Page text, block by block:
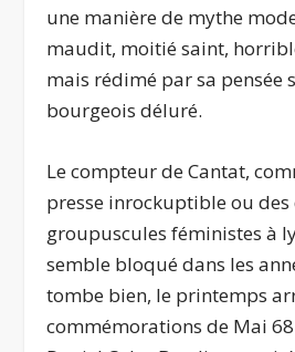
une manière de mythe
maudit, moitié saint,
mais rédimé par sa pensée
bourgeois déluré.
Le compteur de Cantat,
presse inrockuptible ou des
groupuscules féministes à
semble bloqué dans les
tombe bien, le printemps
commémorations de Mai